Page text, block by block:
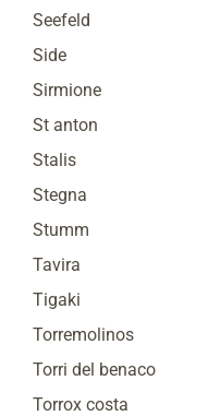
Seefeld
Side
Sirmione
St anton
Stalis
Stegna
Stumm
Tavira
Tigaki
Torremolinos
Torri del benaco
Torrox costa